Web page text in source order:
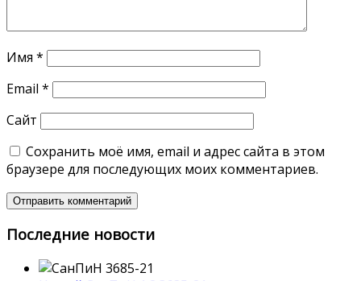
Имя *
Email *
Сайт
Сохранить моё имя, email и адрес сайта в этом
браузере для последующих моих комментариев.
Последние новости